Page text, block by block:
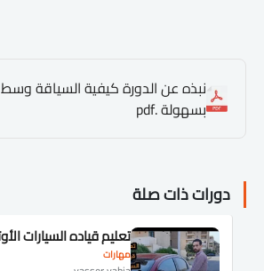
نبذه عن الدورة كيفية السياقة
بسهولة .pdf
دورات ذات صلة
مهارات
تعليم قياده السيارات